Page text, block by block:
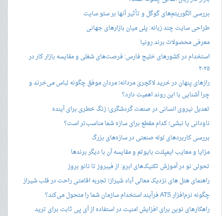
بررسی الگوریتم‌های گوگل و تأثیر آنها بر سئو سایت
طراحی سایت چند زبانه: پلی میان بازارهای جهانی
معرفی محصولات برند رونیا
استخدام در کشورهای خلیج فارس: فرصت‌های شغلی و مقایسه بازار کار در
۲۰۲۵
رازهای پنهان در خرید لاکچری مردانه؛ مردان موفق چگونه لباس می‌خرند و
چرا آشنایی با این روند اهمیت دارد؟
تعدیل نیروی انسانی در صنعت گردشگری؛ زنگ خطری برای آینده
ناودانی یا نبشی؛ کدام مقطع برای سازه شما مناسب‌تر است؟
بررسی کاربردهای لوله صنعتی در سازه‌های بزرگ
مزایا و معایب ایمپلنت بایوتم و مقایسه آن با دیگر برندها
تحولی نو در آموزش تکنیک‌های ابرو: از فیبروز تا نانو بروز
راهنمای هتل های نزدیک معالی آباد شیراز؛ تجربه اقامتی راحت در قلب شیراز
چگونه نرم‌افزار ATS فرآیند استخدام سازمان شما را متحول می‌کند؟
راهکارهای نوین برای افزایش امنیت در استفاده از آی پی ثابت برای ترید